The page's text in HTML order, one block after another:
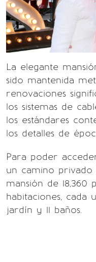
La elegante
sido mantenida
renovaciones
los sistemas de
los estándares
los detalles de
Para poder
un camino privado
mansión de 18,360
habitaciones, cada
jardín y 11 baños.